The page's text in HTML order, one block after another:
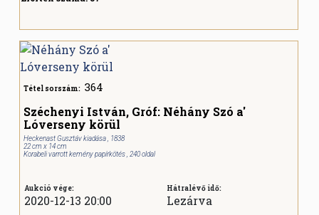
Tétel sorszám: 364
Széchenyi István, Gróf: Néhány Szó a'
Lóverseny körül
Heckenast Gusztáv kiadása , 1838
22 cm x 14 cm
Korabeli varrott kemény papírkötés , 240 oldal
Aukció vége:
2020-12-13 20:00
Hátralévő idő:
Lezárva